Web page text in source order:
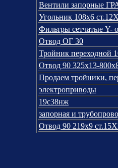
Вентили запорные
Угольник 108х6
Фильтры сетчатые Y-
Отвод ОГ 30
Тройник переходной
Отвод 90 325х13-
Продаем тройники,
электроприводы
19с38нж
запорная и
Отвод 90 219х9